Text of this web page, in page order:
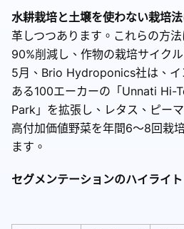
水耕栽培と土壌を使わない栽培法
革しつつあります。これらの方
90%削減し、作物の栽培サイク
5月、Brio Hydroponics社は、イ
ある100エーカーの「Unnati Hi-
Park」を拡張し、レタス、ピー
高付加価値野菜を年間6～8回栽
ます。
セグメンテーションのハイライト